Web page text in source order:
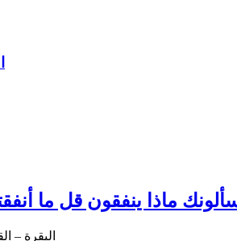
ماذا ينفقون قل ما أنفقتم